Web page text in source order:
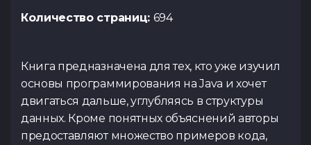
Количество страниц: 694
Книга предназначена для тех, кто уже изучил
основы программирования на Java и хочет
двигаться дальше, углубляясь в структуры
данных. Кроме понятных объяснений авторы
предоставляют множество примеров кода,